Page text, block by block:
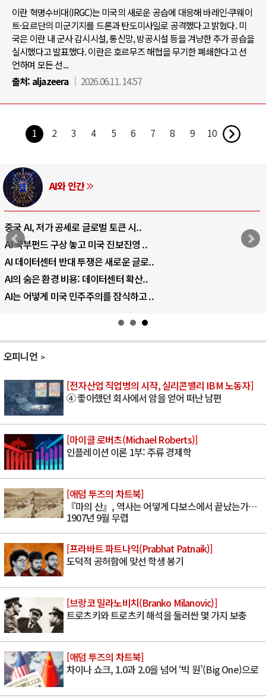
이란 혁명수비대(IRGC)는 미국의 새로운 공습에 대응해 바레인·쿠웨이
트·요르단의 미군기지를 드론과 탄도미사일로 공격했다고 밝혔다. 미
국은 이란 내 군사 감시시설, 통신망, 방공시설 등을 겨냥한 추가 공습을
실시했다고 발표했다. 이란은 호르무즈 해협을 무기한 폐쇄한다고 선
언하며 모든 선...
출처: aljazeera 2026.06.11. 14:57
1 2 3 4 5 6 7 8 9 10
AI와 인간
중국 AI, 저가 공세로 글로벌 토큰 시..
AI 국부펀드 구상 놓고 미국 진보진영 ..
AI 데이터센터 반대 투쟁은 새로운 글로..
AI의 숨은 환경 비용: 데이터센터 확산..
AI는 어떻게 미국 민주주의를 잠식하고 ..
오피니언
[전자산업 직업병의 시작, 실리콘밸리 IBM 노동자]
④ 좋아했던 회사에서 암을 얻어 떠난 남편
[마이클 로버츠(Michael Roberts)]
인플레이션 이론 1부: 주류 경제학
[애덤 투즈의 차트북]
『마의 산』, 역사는 어떻게 다보스에서 끝났는가…
1907년 9월 무렵
[프라바트 파트나익(Prabhat Patnaik)]
도덕적 공허함에 맞선 학생 봉기
[브랑코 밀라노비치(Branko Milanovic)]
트로츠키와 트로츠키 해석을 둘러싼 몇 가지 보충
[애덤 투즈의 차트북]
차이나 쇼크, 1.0과 2.0을 넘어 ‘빅 원’(Big One)으로